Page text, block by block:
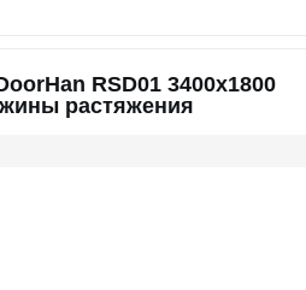
RSD01 3400x1800
растяжения